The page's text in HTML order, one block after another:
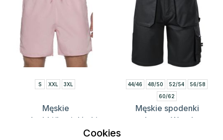
S XXL 3XL
Męskie
spodenbki/kąpielówki
44/46 48/50 52/54
56/58
60/62
Męskie spodenki
robocze Woody
Cookies